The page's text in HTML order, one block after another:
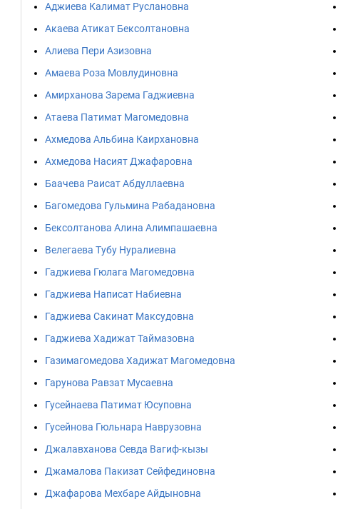
Аджиева Калимат Руслановна
Акаева Атикат Бексолтановна
Алиева Пери Азизовна
Амаева Роза Мовлудиновна
Амирханова Зарема Гаджиевна
Атаева Патимат Магомедовна
Ахмедова Альбина Каирхановна
Ахмедова Насият Джафаровна
Баачева Раисат Абдуллаевна
Багомедова Гульмина Рабадановна
Бексолтанова Алина Алимпашаевна
Велегаева Тубу Нуралиевна
Гаджиева Гюлага Магомедовна
Гаджиева Написат Набиевна
Гаджиева Сакинат Максудовна
Гаджиева Хадижат Таймазовна
Газимагомедова Хадижат Магомедовна
Гарунова Равзат Мусаевна
Гусейнаева Патимат Юсуповна
Гусейнова Гюльнара Наврузовна
Джалавханова Севда Вагиф-кызы
Джамалова Пакизат Сейфединовна
Джафарова Мехбаре Айдыновна